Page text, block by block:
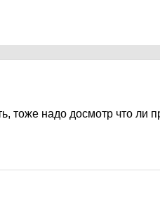
тоже надо досмотр что ли